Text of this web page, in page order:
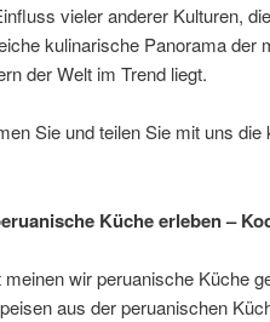
vieler anderer Kulturen,
kulinarische Panorama der
der Welt im Trend liegt.
Sie und teilen Sie mit uns
Küche erleben –
meinen wir peruanische Küche
aus der peruanischen